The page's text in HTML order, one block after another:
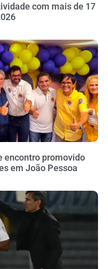
com mais de 17
encontro promovido
em João Pessoa